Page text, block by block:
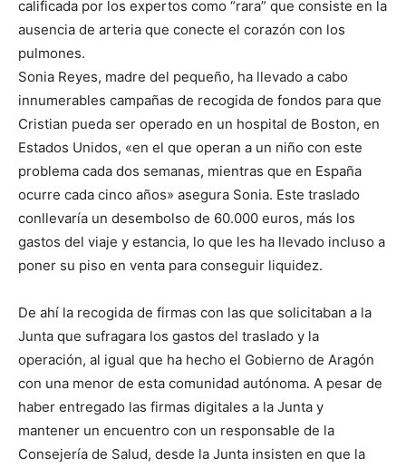
calificada por los expertos como “rara” que consiste en la
ausencia de arteria que conecte el corazón con los
pulmones.
Sonia Reyes, madre del pequeño, ha llevado a cabo
innumerables campañas de recogida de fondos para que
Cristian pueda ser operado en un hospital de Boston, en
Estados Unidos, «en el que operan a un niño con este
problema cada dos semanas, mientras que en España
ocurre cada cinco años» asegura Sonia. Este traslado
conllevaría un desembolso de 60.000 euros, más los
gastos del viaje y estancia, lo que les ha llevado incluso a
poner su piso en venta para conseguir liquidez.
De ahí la recogida de firmas con las que solicitaban a la
Junta que sufragara los gastos del traslado y la
operación, al igual que ha hecho el Gobierno de Aragón
con una menor de esta comunidad autónoma. A pesar de
haber entregado las firmas digitales a la Junta y
mantener un encuentro con un responsable de la
Consejería de Salud, desde la Junta insisten en que la